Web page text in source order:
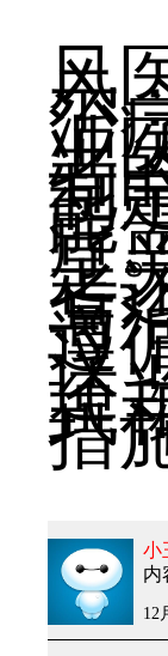
风
示
治
业
者
制
能
疗
是
者
与
遵
议
适
式
措
小
内
12